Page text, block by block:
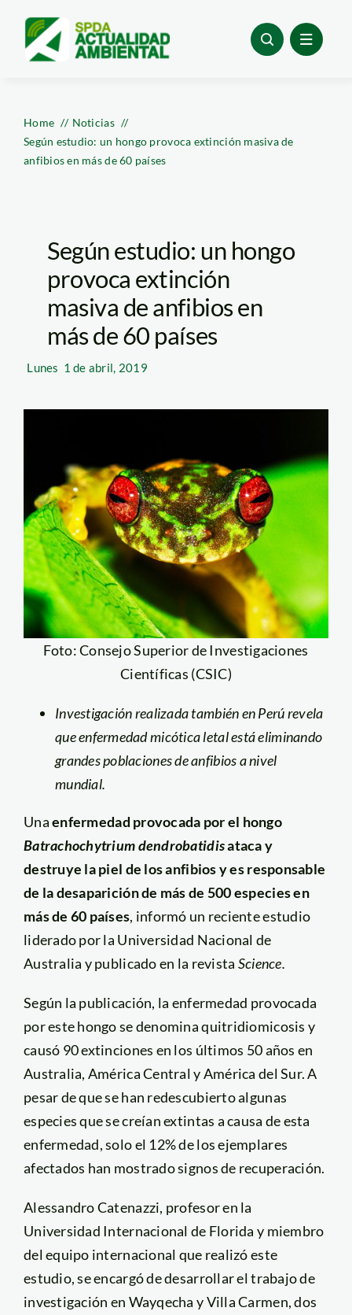
content
Home
Noticias
Según estudio: un hongo provoca extinción masiva de
anfibios en más de 60 países
Según estudio: un hongo
provoca extinción
masiva de anfibios en
más de 60 países
Lunes 1 de abril, 2019
Foto: Consejo Superior de Investigaciones
Científicas (CSIC)
Investigación realizada también en Perú revela
que enfermedad micótica letal está eliminando
grandes poblaciones de anfibios a nivel
mundial.
Unaenfermedad provocada por el hongo
Batrachochytrium dendrobatidisataca y
destruye la piel de los anfibios y es responsable
de la desaparición de más de 500 especies en
más de 60 países, informó un reciente estudio
liderado por la Universidad Nacional de
Australia y publicado en la revista Science.
Según la publicación, la enfermedad provocada
por este hongo se denomina quitridiomicosis y
causó 90 extinciones en los últimos 50 años en
Australia, América Central y América del Sur. A
pesar de que se han redescubierto algunas
especies que se creían extintas a causa de esta
enfermedad, solo el 12% de los ejemplares
afectados han mostrado signos de recuperación.
Alessandro Catenazzi, profesor en la
Universidad Internacional de Florida y miembro
del equipo internacional que realizó este
estudio, se encargó de desarrollar el trabajo de
investigación en Wayqecha y Villa Carmen, dos